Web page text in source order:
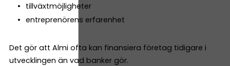
tillväxtmöjligheter
entreprenörens erfarenhet
Det gör att Almi ofta kan finansiera företag tidigare i
utvecklingen än vad banker gör.